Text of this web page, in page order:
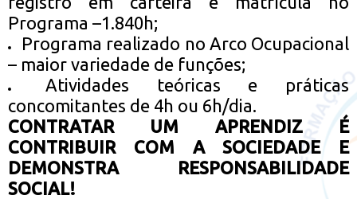
Programa –1.840h;
Programa realizado no Arco Ocupacional
– maior variedade de funções;
Atividades teóricas e práticas
concomitantes de 4h ou 6h/dia.
CONTRATAR UM APRENDIZ É
CONTRIBUIR COM A SOCIEDADE E
DEMONSTRA RESPONSABILIDADE
SOCIAL!